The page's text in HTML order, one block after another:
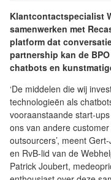
Klantcontactspecialist
samenwerken met
platform dat
partnership kan de
chatbots en
‘De middelen die wij
technologieën als
vooraanstaande start-
ons van andere
outsourcers’, meent
en RvB-lid van de
Patrick Joubert,